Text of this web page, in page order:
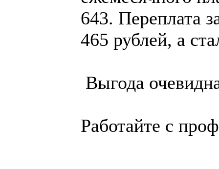
643. Переплата
465 рублей, а
Выгода
Работайте с